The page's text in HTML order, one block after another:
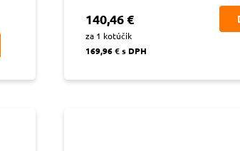
140,46 €
za 1 kotúčik
169,96 € s DPH